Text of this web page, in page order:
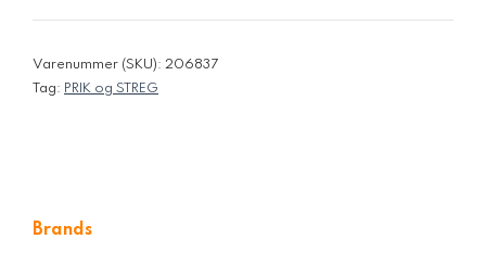
Varenummer (SKU): 206837
Tag: PRIK og STREG
Brands